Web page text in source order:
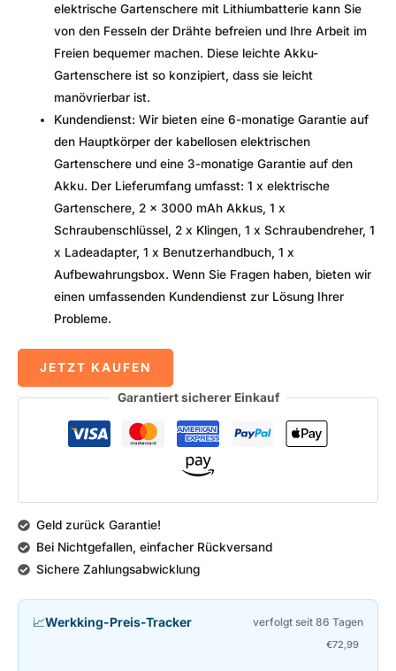
elektrische Gartenschere mit Lithiumbatterie kann Sie
von den Fesseln der Drähte befreien und Ihre Arbeit im
Freien bequemer machen. Diese leichte Akku-
Gartenschere ist so konzipiert, dass sie leicht
manövrierbar ist.
Kundendienst: Wir bieten eine 6-monatige Garantie auf
den Hauptkörper der kabellosen elektrischen
Gartenschere und eine 3-monatige Garantie auf den
Akku. Der Lieferumfang umfasst: 1 x elektrische
Gartenschere, 2 x 3000 mAh Akkus, 1 x
Schraubenschlüssel, 2 x Klingen, 1 x Schraubendreher, 1
x Ladeadapter, 1 x Benutzerhandbuch, 1 x
Aufbewahrungsbox. Wenn Sie Fragen haben, bieten wir
einen umfassenden Kundendienst zur Lösung Ihrer
Probleme.
JETZT KAUFEN
Garantiert sicherer Einkauf
Geld zurück Garantie!
Bei Nichtgefallen, einfacher Rückversand
Sichere Zahlungsabwicklung
📈Werkking-Preis-Tracker verfolgt seit 86 Tagen
€72,99